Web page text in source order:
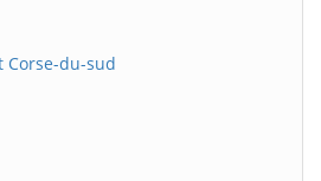
Corse-du-sud